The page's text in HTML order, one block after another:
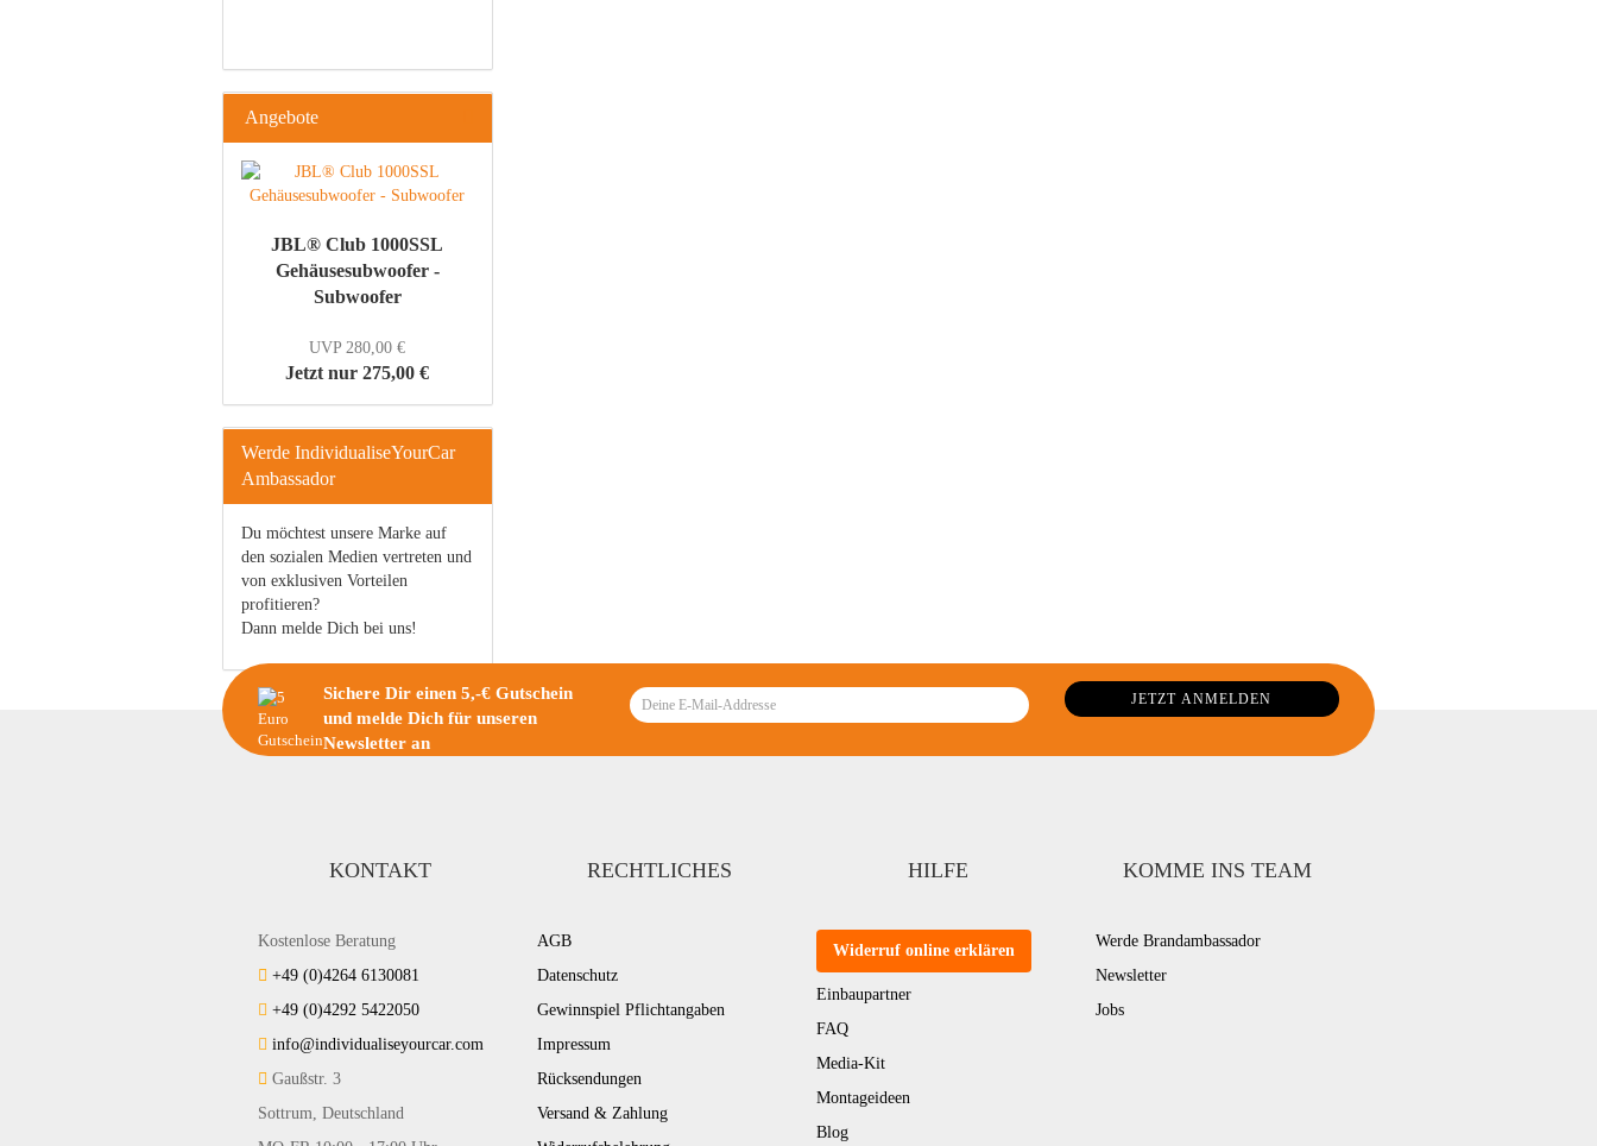
Angebote
JBL® Club 1000SSL
Gehäusesubwoofer -
Subwoofer
UVP 280,00 €
Jetzt nur 275,00 €
Werde IndividualiseYourCar
Ambassador
Du möchtest unsere Marke auf
den sozialen Medien vertreten und
von exklusiven Vorteilen
profitieren?
Dann melde Dich bei uns!
Sichere Dir einen 5,-€ Gutschein
und melde Dich für unseren
Newsletter an
KONTAKT
Kostenlose Beratung
+49 (0)4264 6130081
+49 (0)4292 5422050
info@individualiseyourcar.com
Gaußstr. 3
Sottrum, Deutschland
RECHTLICHES
AGB
Datenschutz
Gewinnspiel Pflichtangaben
Impressum
Rücksendungen
Versand & Zahlung
HILFE
Widerruf online erklären
Einbaupartner
FAQ
Media-Kit
Montageideen
Blog
KOMME INS TEAM
Werde Brandambassador
Newsletter
Jobs